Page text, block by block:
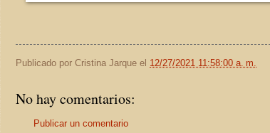
Publicado por Cristina Jarque el 12/27/2021 11:58:00 a. m.
No hay comentarios:
Publicar un comentario